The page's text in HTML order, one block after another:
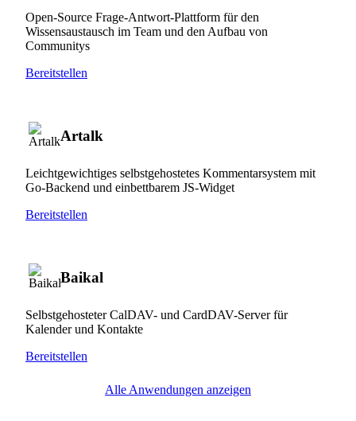
Open-Source Frage-Antwort-Plattform für den
Wissensaustausch im Team und den Aufbau von
Communitys
Bereitstellen
Artalk
Leichtgewichtiges selbstgehostetes Kommentarsystem mit
Go-Backend und einbettbarem JS-Widget
Bereitstellen
Baikal
Selbstgehosteter CalDAV- und CardDAV-Server für
Kalender und Kontakte
Bereitstellen
Alle Anwendungen anzeigen